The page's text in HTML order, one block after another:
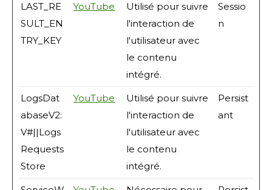
LAST_RE
SULT_EN
TRY_KEY
YouTube
Utilisé pour suivre
l'interaction de
l'utilisateur avec
le contenu
intégré.
Sessio
n
LogsDat
abaseV2:
V#||Logs
Requests
Store
YouTube
Utilisé pour suivre
l'interaction de
l'utilisateur avec
le contenu
intégré.
Persist
ant